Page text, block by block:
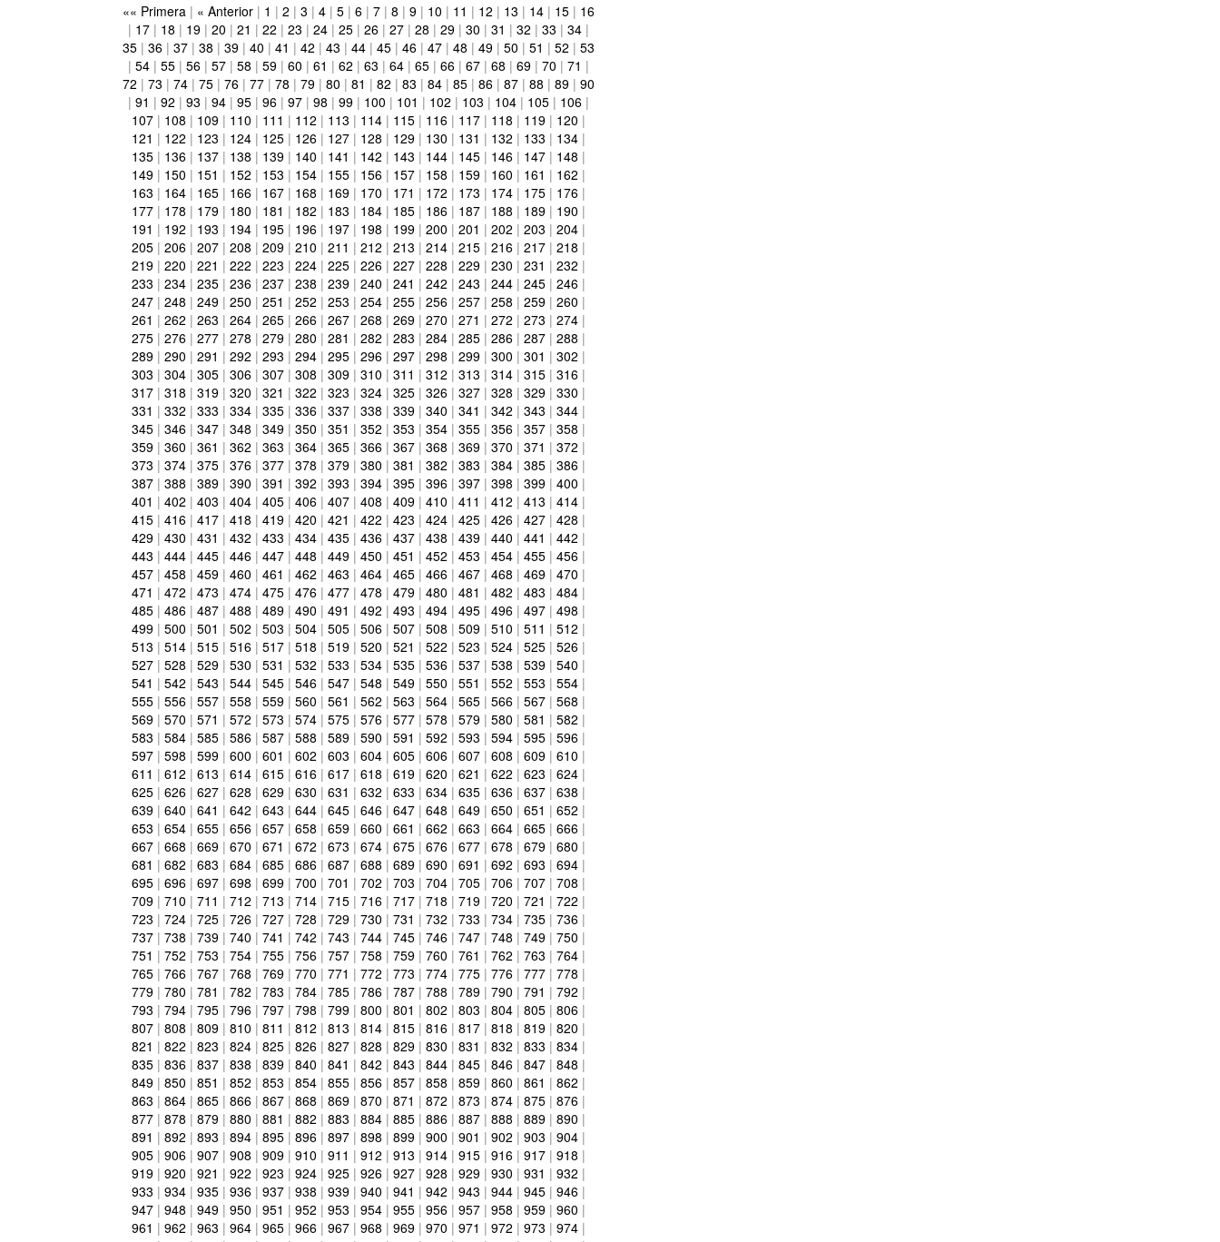
«« Primera | « Anterior| 1 | 2 | 3 | 4| 5| 6| 7| 8 | 9| 10 | 11 | 12 | 13 | 14| 15| 16
| 17| 18 | 19| 20 | 21 | 22 | 23 | 24| 25| 26| 27| 28 | 29| 30 | 31 | 32 | 33 | 34|
35| 36| 37| 38 | 39| 40 | 41 | 42 | 43 | 44| 45| 46| 47| 48 | 49| 50 | 51 | 52 | 53
| 54| 55| 56| 57| 58 | 59| 60 | 61 | 62 | 63 | 64| 65| 66| 67| 68 | 69| 70 | 71 |
72 | 73 | 74| 75| 76| 77| 78 | 79| 80 | 81 | 82 | 83 | 84| 85| 86| 87| 88 | 89| 90
| 91 | 92 | 93 | 94| 95| 96| 97| 98 | 99| 100 | 101 | 102 | 103 | 104| 105| 106|
107| 108 | 109| 110 | 111 | 112 | 113 | 114| 115| 116| 117| 118 | 119| 120 |
121 | 122 | 123 | 124| 125| 126| 127| 128 | 129| 130 | 131 | 132 | 133 | 134|
135| 136| 137| 138 | 139| 140 | 141 | 142 | 143 | 144| 145| 146| 147| 148 |
149| 150 | 151 | 152 | 153 | 154| 155| 156| 157| 158 | 159| 160 | 161 | 162 |
163 | 164| 165| 166| 167| 168 | 169| 170 | 171 | 172 | 173 | 174| 175| 176|
177| 178 | 179| 180 | 181 | 182 | 183 | 184| 185| 186| 187| 188 | 189| 190 |
191 | 192 | 193 | 194| 195| 196| 197| 198 | 199| 200 | 201 | 202 | 203 | 204|
205| 206| 207| 208 | 209| 210 | 211 | 212 | 213 | 214| 215| 216| 217| 218 |
219| 220 | 221 | 222 | 223 | 224| 225| 226| 227| 228 | 229| 230 | 231 | 232 |
233 | 234| 235| 236| 237| 238 | 239| 240 | 241 | 242 | 243 | 244| 245| 246|
247| 248 | 249| 250 | 251 | 252 | 253 | 254| 255| 256| 257| 258 | 259| 260 |
261 | 262 | 263 | 264| 265| 266| 267| 268 | 269| 270 | 271 | 272 | 273 | 274|
275| 276| 277| 278 | 279| 280 | 281 | 282 | 283 | 284| 285| 286| 287| 288 |
289| 290 | 291 | 292 | 293 | 294| 295| 296| 297| 298 | 299| 300 | 301 | 302 |
303 | 304| 305| 306| 307| 308 | 309| 310 | 311 | 312 | 313 | 314| 315| 316|
317| 318 | 319| 320 | 321 | 322 | 323 | 324| 325| 326| 327| 328 | 329| 330 |
331 | 332 | 333 | 334| 335| 336| 337| 338 | 339| 340 | 341 | 342 | 343 | 344|
345| 346| 347| 348 | 349| 350 | 351 | 352 | 353 | 354| 355| 356| 357| 358 |
359| 360 | 361 | 362 | 363 | 364| 365| 366| 367| 368 | 369| 370 | 371 | 372 |
373 | 374| 375| 376| 377| 378 | 379| 380 | 381 | 382 | 383 | 384| 385| 386|
387| 388 | 389| 390 | 391 | 392 | 393 | 394| 395| 396| 397| 398 | 399| 400 |
401 | 402 | 403 | 404| 405| 406| 407| 408 | 409| 410 | 411 | 412 | 413 | 414|
415| 416| 417| 418 | 419| 420 | 421 | 422 | 423 | 424| 425| 426| 427| 428 |
429| 430 | 431 | 432 | 433 | 434| 435| 436| 437| 438 | 439| 440 | 441 | 442 |
443 | 444| 445| 446| 447| 448 | 449| 450 | 451 | 452 | 453 | 454| 455| 456|
457| 458 | 459| 460 | 461 | 462 | 463 | 464| 465| 466| 467| 468 | 469| 470 |
471 | 472 | 473 | 474| 475| 476| 477| 478 | 479| 480 | 481 | 482 | 483 | 484|
485| 486| 487| 488 | 489| 490 | 491 | 492 | 493 | 494| 495| 496| 497| 498 |
499| 500 | 501 | 502 | 503 | 504| 505| 506| 507| 508 | 509| 510 | 511 | 512 |
513 | 514| 515| 516| 517| 518 | 519| 520 | 521 | 522 | 523 | 524| 525| 526|
527| 528 | 529| 530 | 531 | 532 | 533 | 534| 535| 536| 537| 538 | 539| 540 |
541 | 542 | 543 | 544| 545| 546| 547| 548 | 549| 550 | 551 | 552 | 553 | 554|
555| 556| 557| 558 | 559| 560 | 561 | 562 | 563 | 564| 565| 566| 567| 568 |
569| 570 | 571 | 572 | 573 | 574| 575| 576| 577| 578 | 579| 580 | 581 | 582 |
583 | 584| 585| 586| 587| 588 | 589| 590 | 591 | 592 | 593 | 594| 595| 596|
597| 598 | 599| 600 | 601 | 602 | 603 | 604| 605| 606| 607| 608 | 609| 610 |
611 | 612 | 613 | 614| 615| 616| 617| 618 | 619| 620 | 621 | 622 | 623 | 624|
625| 626| 627| 628 | 629| 630 | 631 | 632 | 633 | 634| 635| 636| 637| 638 |
639| 640 | 641 | 642 | 643 | 644| 645| 646| 647| 648 | 649| 650 | 651 | 652 |
653 | 654| 655| 656| 657| 658 | 659| 660 | 661 | 662 | 663 | 664| 665| 666|
667| 668 | 669| 670 | 671 | 672 | 673 | 674| 675| 676| 677| 678 | 679| 680 |
681 | 682 | 683 | 684| 685| 686| 687| 688 | 689| 690 | 691 | 692 | 693 | 694|
695| 696| 697| 698 | 699| 700 | 701 | 702 | 703 | 704| 705| 706| 707| 708 |
709| 710 | 711 | 712 | 713 | 714| 715| 716| 717| 718 | 719| 720 | 721 | 722 |
723 | 724| 725| 726| 727| 728 | 729| 730 | 731 | 732 | 733 | 734| 735| 736|
737| 738 | 739| 740 | 741 | 742 | 743 | 744| 745| 746| 747| 748 | 749| 750 |
751 | 752 | 753 | 754| 755| 756| 757| 758 | 759| 760 | 761 | 762 | 763 | 764|
765| 766| 767| 768 | 769| 770 | 771 | 772 | 773 | 774| 775| 776| 777| 778 |
779| 780 | 781 | 782 | 783 | 784| 785| 786| 787| 788 | 789| 790 | 791 | 792 |
793 | 794| 795| 796| 797| 798 | 799| 800 | 801 | 802 | 803 | 804| 805| 806|
807| 808 | 809| 810 | 811 | 812 | 813 | 814| 815| 816| 817| 818 | 819| 820 |
821 | 822 | 823 | 824| 825| 826| 827| 828 | 829| 830 | 831 | 832 | 833 | 834|
835| 836| 837| 838 | 839| 840 | 841 | 842 | 843 | 844| 845| 846| 847| 848 |
849| 850 | 851 | 852 | 853 | 854| 855| 856| 857| 858 | 859| 860 | 861 | 862 |
863 | 864| 865| 866| 867| 868 | 869| 870 | 871 | 872 | 873 | 874| 875| 876|
877| 878 | 879| 880 | 881 | 882 | 883 | 884| 885| 886| 887| 888 | 889| 890 |
891 | 892 | 893 | 894| 895| 896| 897| 898 | 899| 900 | 901 | 902 | 903 | 904|
905| 906| 907| 908 | 909| 910 | 911 | 912 | 913 | 914| 915| 916| 917| 918 |
919| 920 | 921 | 922 | 923 | 924| 925| 926| 927| 928 | 929| 930 | 931 | 932 |
933 | 934| 935| 936| 937| 938 | 939| 940 | 941 | 942 | 943 | 944| 945| 946|
947| 948 | 949| 950 | 951 | 952 | 953 | 954| 955| 956| 957| 958 | 959| 960 |
961 | 962 | 963 | 964| 965| 966| 967| 968 | 969| 970 | 971 | 972 | 973 | 974|